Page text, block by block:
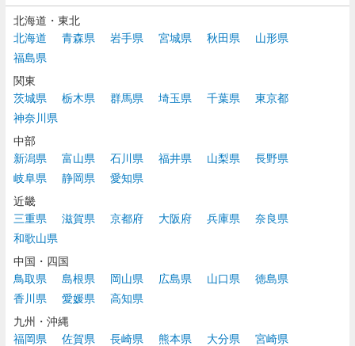
北海道・東北
北海道
青森県 岩手県 宮城県 秋田県
山形県
福島県
関東
茨城県
栃木県 群馬県 埼玉県 千葉県
東京都
神奈川県
中部
新潟県
富山県 石川県 福井県 山梨県
長野県
岐阜県
静岡県
愛知県
近畿
三重県
滋賀県 京都府 大阪府 兵庫県
奈良県
和歌山県
中国・四国
鳥取県
島根県 岡山県 広島県 山口県
徳島県
香川県
愛媛県
高知県
九州・沖縄
福岡県
佐賀県 長崎県 熊本県 大分県
宮崎県